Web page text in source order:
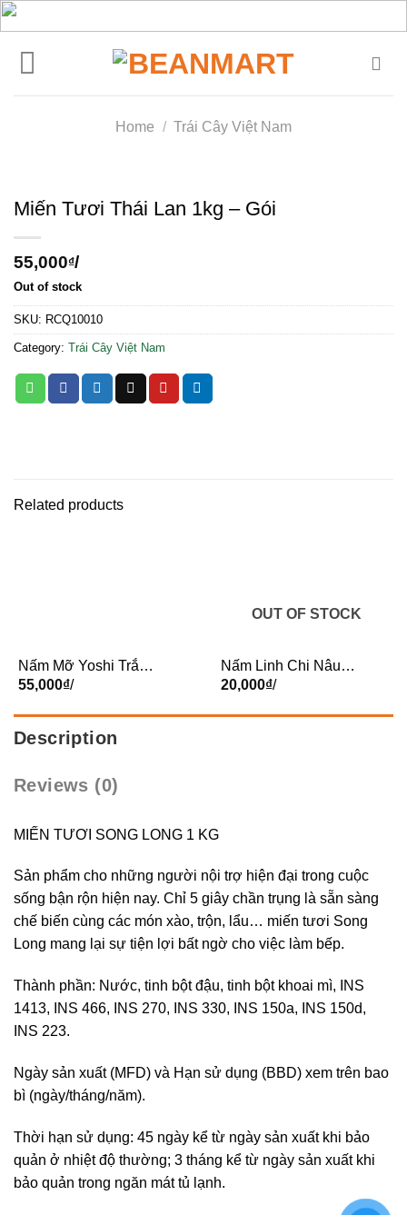
Skip
to
content
Home / Trái Cây Việt Nam
Miến Tươi Thái Lan 1kg – Gói
55,000₫/
Out of stock
SKU: RCQ10010
Category: Trái Cây Việt Nam
Related products
Nấm Mỡ Yoshi Trắng
– Gói
55,000₫/
OUT OF STOCK
Nấm Linh Chi Nâu –
Gói
20,000₫/
Description
Reviews (0)
MIẾN TƯƠI SONG LONG 1 KG
Sản phẩm cho những người nội trợ hiện đại trong cuộc
sống bận rộn hiện nay. Chỉ 5 giây chần trụng là sẵn sàng
chế biến cùng các món xào, trộn, lẩu… miến tươi Song
Long mang lại sự tiện lợi bất ngờ cho việc làm bếp.
Thành phần: Nước, tinh bột đậu, tinh bột khoai mì, INS
1413, INS 466, INS 270, INS 330, INS 150a, INS 150d,
INS 223.
Ngày sản xuất (MFD) và Hạn sử dụng (BBD) xem trên bao
bì (ngày/tháng/năm).
Thời hạn sử dụng: 45 ngày kể từ ngày sản xuất khi bảo
quản ở nhiệt độ thường; 3 tháng kể từ ngày sản xuất khi
bảo quản trong ngăn mát tủ lạnh.